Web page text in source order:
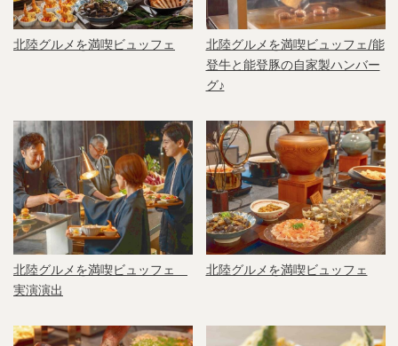
北陸グルメを満喫ビュッフェ
北陸グルメを満喫ビュッフェ/能
登牛と能登豚の自家製ハンバー
グ♪
北陸グルメを満喫ビュッフェ
実演演出
北陸グルメを満喫ビュッフェ